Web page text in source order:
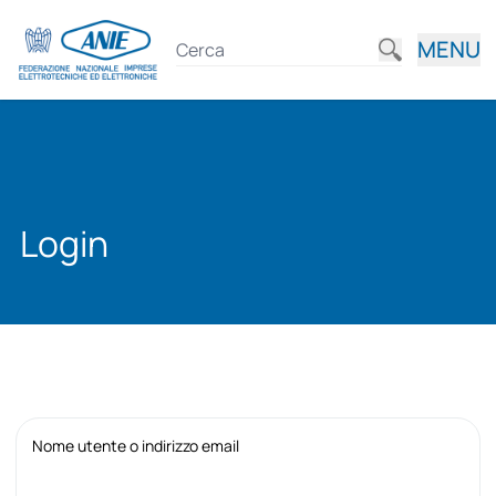
MENU
Login
Nome utente o indirizzo email